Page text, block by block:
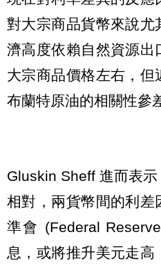
對大宗商品貨幣來說尤
濟高度依賴自然資源出
大宗商品價格左右，
布蘭特原油的相關性參
Gluskin Sheff 進而表
相對，兩貨幣間的利差
準會 (Federal
息，或將推升美元走高